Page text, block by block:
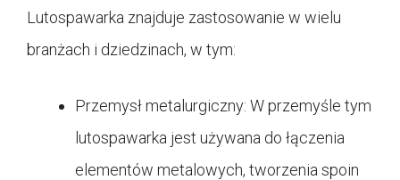
Lutospawarka znajduje zastosowanie w wielu
branżach i dziedzinach, w tym:
Przemysł metalurgiczny: W przemyśle tym
lutospawarka jest używana do łączenia
elementów metalowych, tworzenia spoin